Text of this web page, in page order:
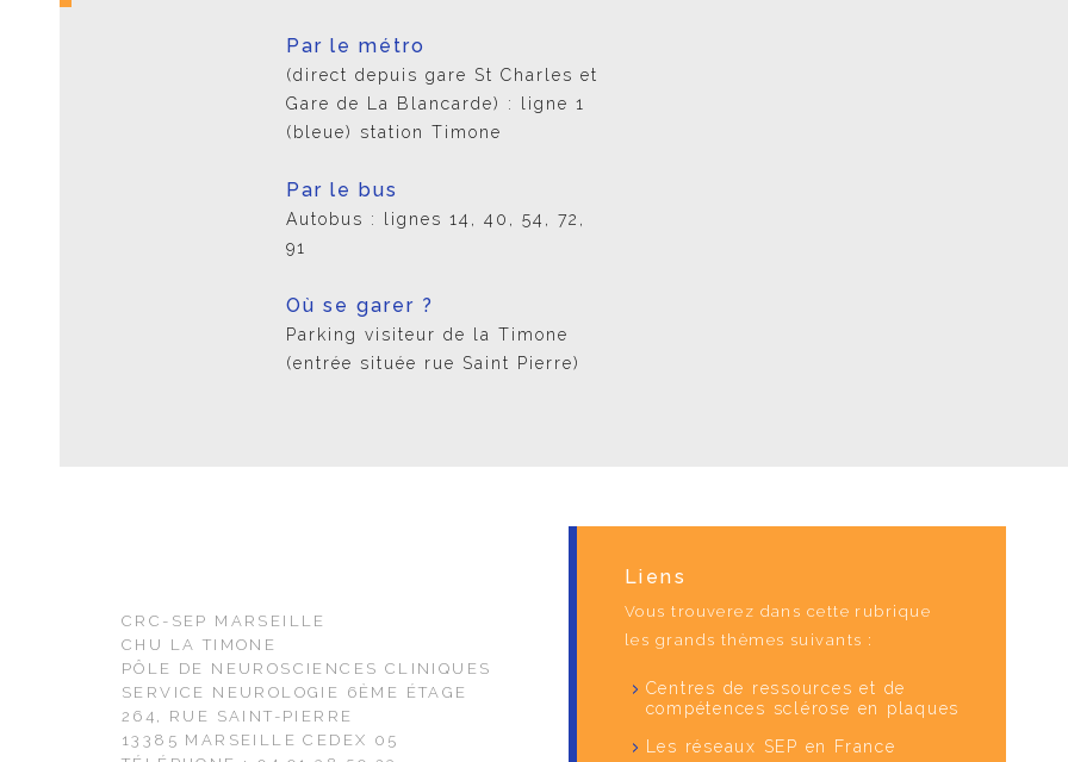
Par le métro
(direct depuis gare St Charles et
Gare de La Blancarde) : ligne 1
(bleue) station Timone
Par le bus
Autobus : lignes 14, 40, 54, 72,
91
Où se garer ?
Parking visiteur de la Timone
(entrée située rue Saint Pierre)
CRC-SEP MARSEILLE
CHU LA TIMONE
PÔLE DE NEUROSCIENCES CLINIQUES
SERVICE NEUROLOGIE 6ÈME ÉTAGE
264, RUE SAINT-PIERRE
13385 MARSEILLE CEDEX 05
Liens
Vous trouverez dans cette rubrique
les grands thèmes suivants :
Centres de ressources et de
compétences sclérose en plaques
Les réseaux SEP en France